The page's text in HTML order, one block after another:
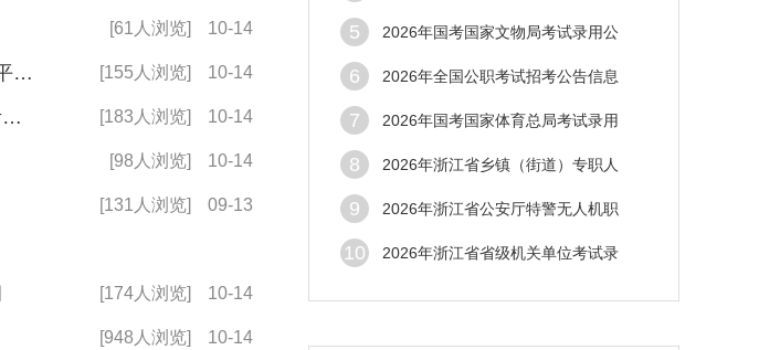
10-14
[61人浏览]
10-14
[155人浏览]
2025年国家公务员考试录用公务员8个非通用语职位外语水平测试大纲
10-14
[183人浏览]
2025年国考国家金融监督管理总局招考职位专业科目笔试考试大纲
10-14
[98人浏览]
09-13
[131人浏览]
10-14
[174人浏览]
10-14
[948人浏览]
5 2026年国考国家文物局考试录用公
6 2026年全国公职考试招考公告信息
7 2026年国考国家体育总局考试录用
8 2026年浙江省乡镇（街道）专职人
9 2026年浙江省公安厅特警无人机职
10 2026年浙江省省级机关单位考试录